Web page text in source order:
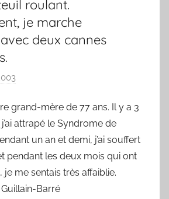
roulant.
je marche
deux cannes
r
F
r
e
d
grand-mère de 77 ans. Il y a 3
attrapé le Syndrome de
un an et demi, j’ai souffert
pendant les deux mois qui ont
je me sentais très affaiblie.
Barré